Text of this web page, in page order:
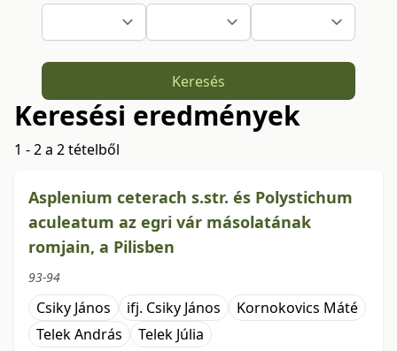
Keresés
Keresési eredmények
1 - 2 a 2 tételből
Asplenium ceterach s.str. és Polystichum
aculeatum az egri vár másolatának
romjain, a Pilisben
93-94
Csiky János ifj. Csiky János
Kornokovics Máté
Telek András
Telek Júlia